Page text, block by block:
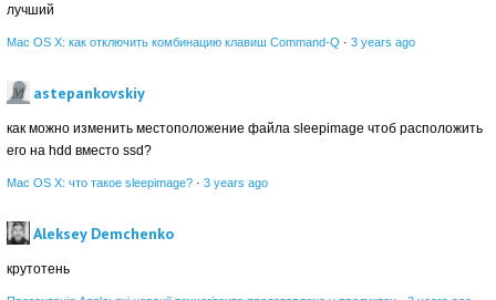
лучший
Mac OS X: как отключить комбинацию клавиш Command-Q · 3 years ago
astepankovskiy
как можно изменить местоположение файла sleepimage чтоб расположить
его на hdd вместо ssd?
Mac OS X: что такое sleepimage? · 3 years ago
Aleksey Demchenko
крутотень